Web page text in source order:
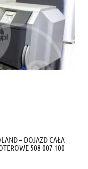
– DOJAZD CAŁA
508 007 100